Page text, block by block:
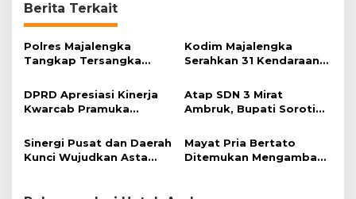
Berita Terkait
Polres Majalengka
Tangkap Tersangka
terhadap Anak
Kodim Majalengka
Serahkan 31 Kendaraan
Koperasi Desa Merah
Putih
DPRD Apresiasi Kinerja
Kwarcab Pramuka
Atap SDN 3 Mirat
Ambruk, Bupati Soroti
Sinergi Pusat dan Daerah
Kunci Wujudkan Asta
Mayat Pria Bertato
Ditemukan Mengambang